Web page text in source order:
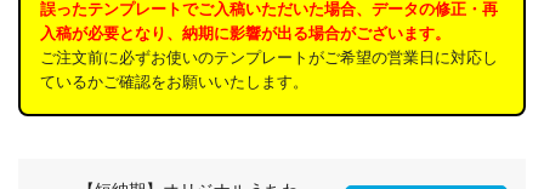
誤ったテンプレートでご入稿いただいた場合、データの修正・再
入稿が必要となり、納期に影響が出る場合がございます。
ご注文前に必ずお使いのテンプレートがご希望の営業日に対応し
ているかご確認をお願いいたします。